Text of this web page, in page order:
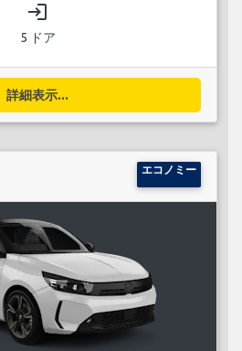
login
5 ドア
詳細表示...
エコノミー